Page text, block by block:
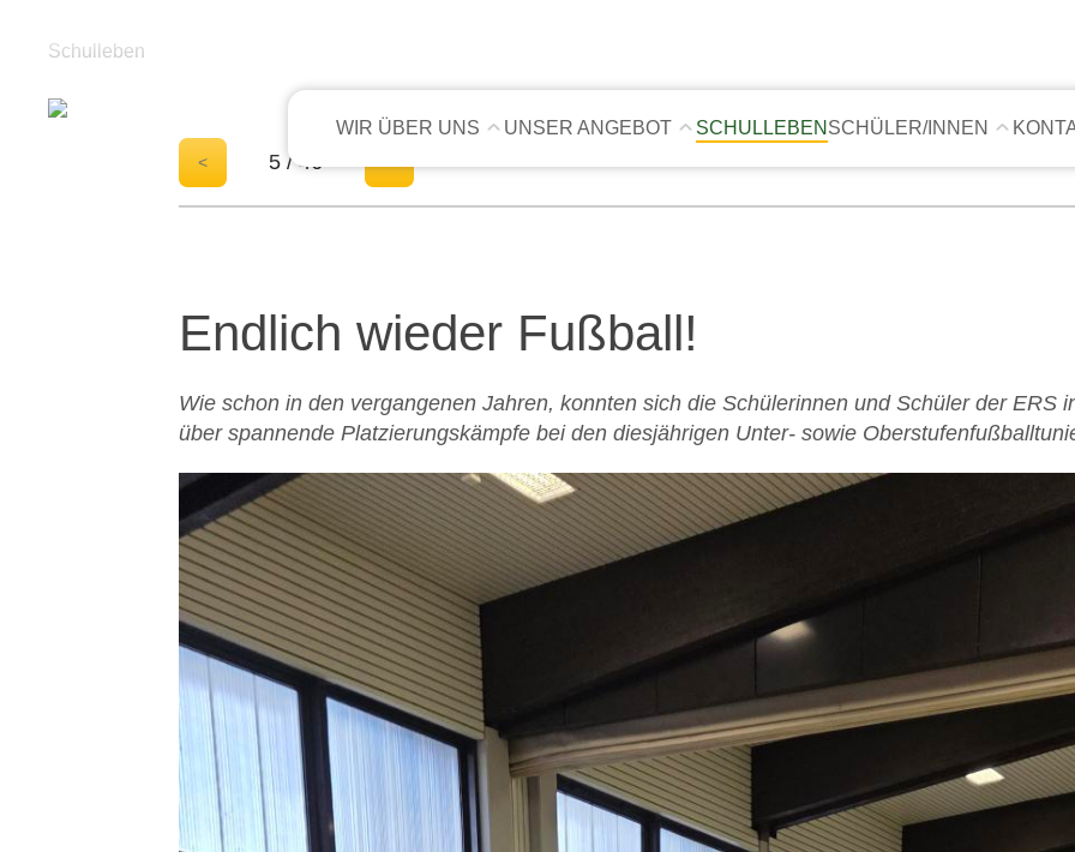
Schulleben
< 5 / 46
Endlich wieder Fußball!
Wie schon in den vergangenen Jahren, konnten sich die Schülerinnen und Schüler der ERS
über spannende Platzierungskämpfe bei den diesjährigen Unter- sowie
WIR ÜBER UNS UNSER ANGEBOT SCHULLEBEN SCHÜLER/INNEN